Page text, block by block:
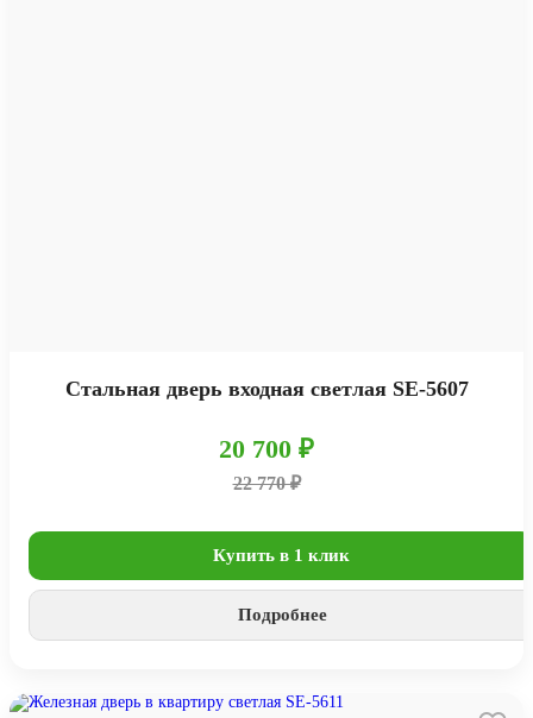
Стальная дверь входная светлая SE-5607
20 700 ₽
22 770 ₽
Купить в 1 клик
Подробнее